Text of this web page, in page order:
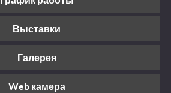
Выставки
Галерея
Web камера